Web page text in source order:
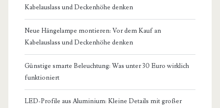
Kabelauslass und Deckenhöhe denken
Neue Hängelampe montieren: Vor dem Kauf an
Kabelauslass und Deckenhöhe denken
Günstige smarte Beleuchtung: Was unter 30 Euro wirklich
funktioniert
LED-Profile aus Aluminium: Kleine Details mit großer